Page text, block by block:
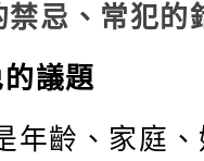
禁忌、常犯的
議題
年齡、家庭